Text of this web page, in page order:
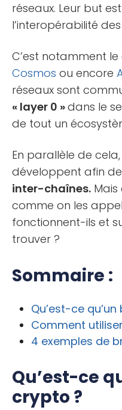
réseaux. Leur but
l’interopérabilité
C’est notamment
Cosmos ou encore
réseaux sont
« layer 0 »dans le
de tout un
En parallèle de
développent afin
inter-chaînes.
comme on les
fonctionnent-ils et
trouver ?
Sommaire :
Qu’est-ce
Comment
4 exemples de
Qu’est-ce
crypto ?